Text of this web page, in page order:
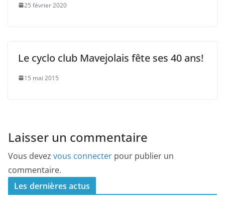
25 février 2020
Le cyclo club Mavejolais fête ses 40 ans!
15 mai 2015
Laisser un commentaire
Vous devez vous connecter pour publier un
commentaire.
Les dernières actus